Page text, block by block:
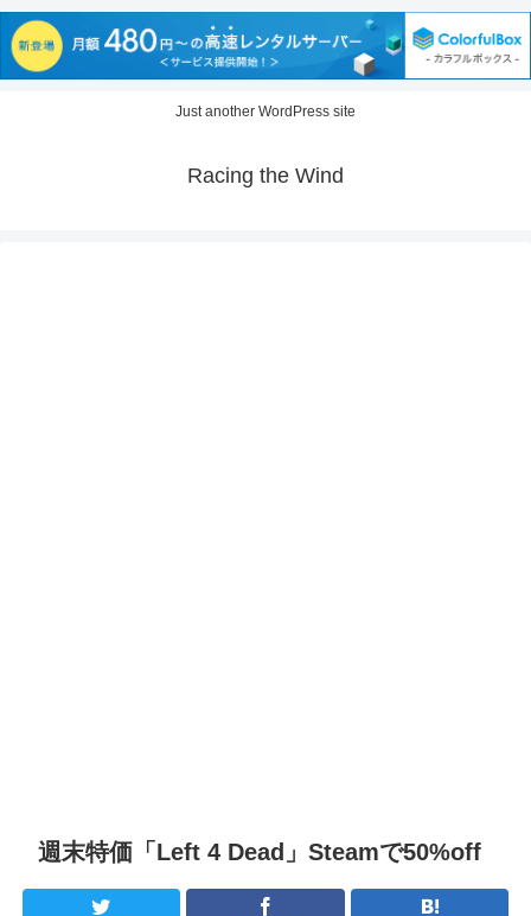
Just another WordPress site
Racing the Wind
週末特価「Left 4 Dead」Steamで50%off